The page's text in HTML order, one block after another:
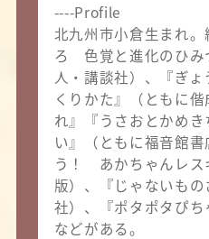
----Profile
北九州市小倉生まれ
ろ 色覚と進化のひみ
人・講談社）、‪『ぎ
くりかた』（ともに
れ』『うさおとかめ
い』（ともに福音館
う！ あかちゃんレス
版）、‪『じゃないも
社）、『ポタポタぴち
などがある。